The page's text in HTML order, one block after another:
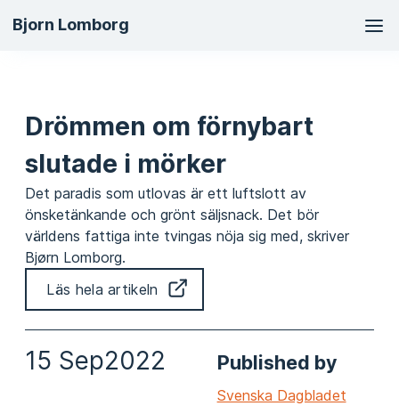
Bjorn Lomborg
Drömmen om förnybart
slutade i mörker
Det paradis som utlovas är ett luftslott av
önsketänkande och grönt säljsnack. Det bör
världens fattiga inte tvingas nöja sig med, skriver
Bjørn Lomborg.
Läs hela artikeln
15 Sep2022 Published by
Svenska Dagbladet